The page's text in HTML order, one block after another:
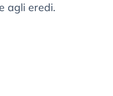
agli eredi.